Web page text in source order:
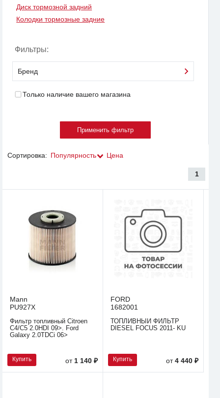
Диск тормозной задний
Колодки тормозные задние
Фильтры:
Бренд
Только наличие вашего магазина
Сортировка: Популярность Цена
1
Mann
PU927X
Фильтр топливный Citroen
C4/C5 2.0HDI 09>. Ford
Galaxy 2.0TDCi 06>
Купить от 1 140 ₽
FORD
1682001
ТОПЛИВНЫЙ ФИЛЬТР
DIESEL FOCUS 2011- KU
Купить от4 440 ₽